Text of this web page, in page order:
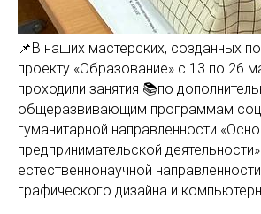
📌В наших мастерских, созданных
проекту «Образование» с 13 по 26
проходили занятия 📚по
общеразвивающим программам
гуманитарной направленности
предпринимательской
естественнонаучной
графического дизайна и